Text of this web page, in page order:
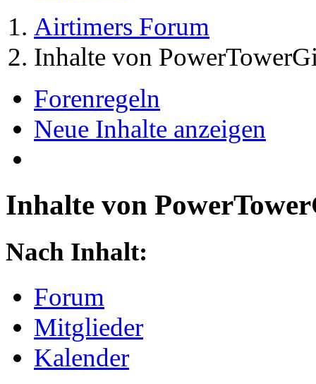
Airtimers Forum
Inhalte von
Forenregeln
Neue Inhalte anzeigen
Inhalte von
Nach Inhalt:
Forum
Mitglieder
Kalender